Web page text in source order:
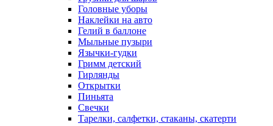
Головные уборы
Наклейки на авто
Гелий в баллоне
Мыльные пузыри
Язычки-гудки
Гримм детский
Гирлянды
Открытки
Пиньята
Свечки
Тарелки, салфетки, стаканы, скатерти